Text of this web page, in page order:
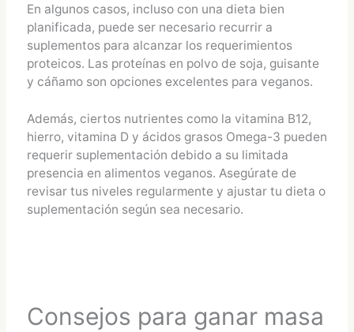
En algunos casos, incluso con una dieta bien
planificada, puede ser necesario recurrir a
suplementos para alcanzar los requerimientos
proteicos. Las proteínas en polvo de soja, guisante
y cáñamo son opciones excelentes para veganos.
Además, ciertos nutrientes como la vitamina B12,
hierro, vitamina D y ácidos grasos Omega-3 pueden
requerir suplementación debido a su limitada
presencia en alimentos veganos. Asegúrate de
revisar tus niveles regularmente y ajustar tu dieta o
suplementación según sea necesario.
Consejos para ganar masa